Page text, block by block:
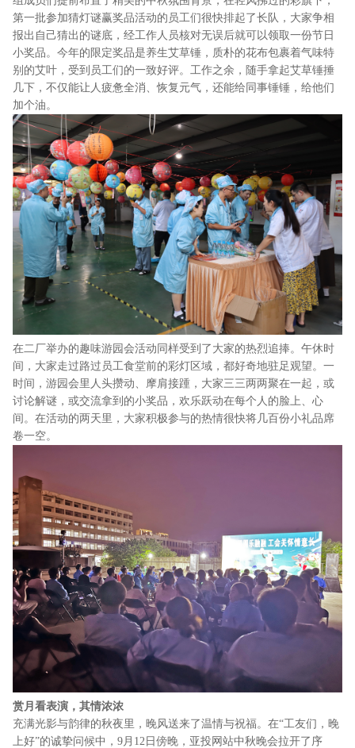
第一批参加猜灯谜赢奖品活动的员工们很快排起了长队，大家争相
报出自己猜出的谜底，经工作人员核对无误后就可以领取一份节日
小奖品。今年的限定奖品是养生艾草锤，质朴的花布包裹着气味特
别的艾叶，受到员工们的一致好评。工作之余，随手拿起艾草锤捶
几下，不仅能让人疲惫全消、恢复元气，还能给同事锤锤，给他们
加个油。
在二厂举办的趣味游园会活动同样受到了大家的热烈追捧。午休时
间，大家走过路过员工食堂前的彩灯区域，都好奇地驻足观望。一
时间，游园会里人头攒动、摩肩接踵，大家三三两两聚在一起，或
讨论解谜，或交流拿到的小奖品，欢乐跃动在每个人的脸上、心
间。在活动的两天里，大家积极参与的热情很快将几百份小礼品席
卷一空。
赏月看表演，其情浓浓
充满光影与韵律的秋夜里，晚风送来了温情与祝福。在“工友们，晚
上好”的诚挚问候中，9月12日傍晚，亚投网站中秋晚会拉开了序